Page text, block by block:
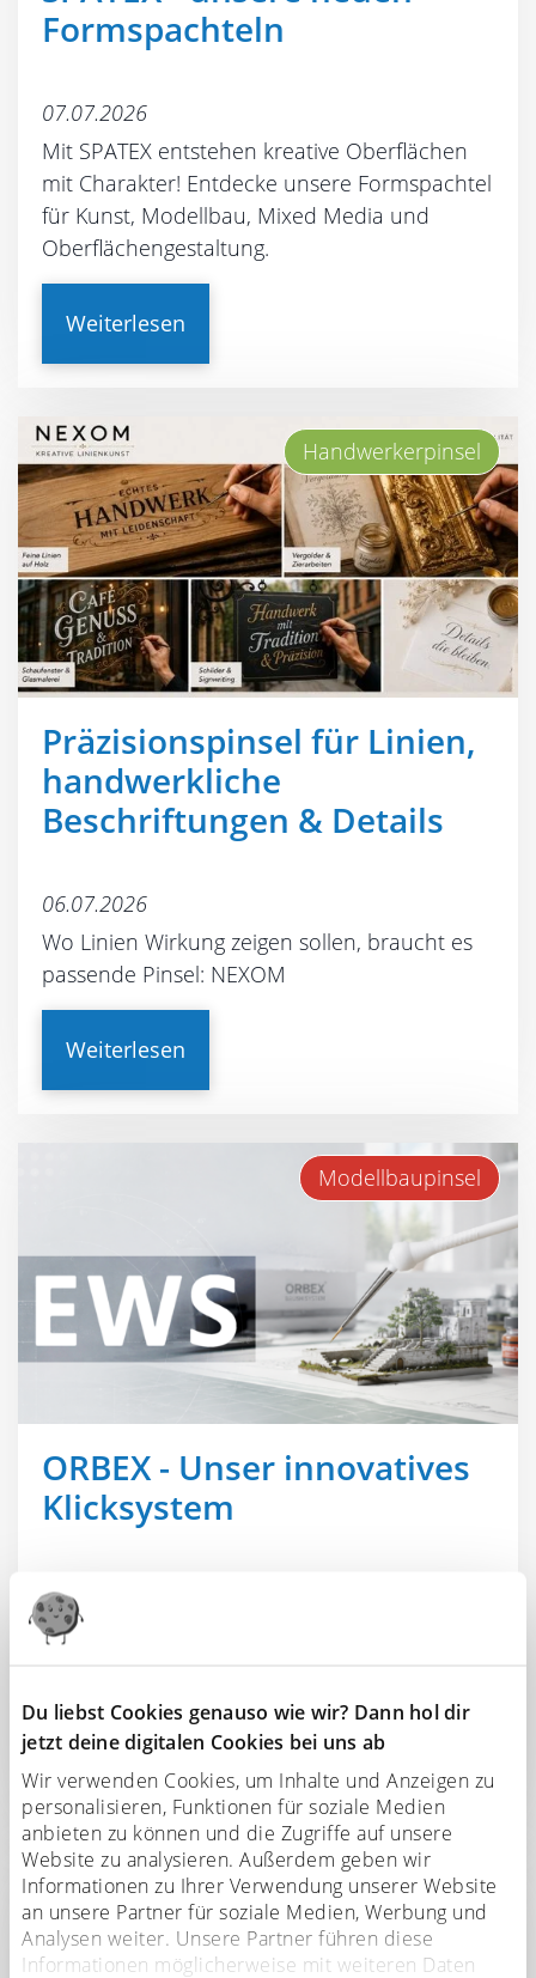
Du liebst Cookies genauso wie wir? Dann hol dir
jetzt deine digitalen Cookies bei uns ab
Wir verwenden Cookies, um Inhalte und Anzeigen zu
personalisieren, Funktionen für soziale Medien
anbieten zu können und die Zugriffe auf unsere
Website zu analysieren. Außerdem geben wir
Informationen zu Ihrer Verwendung unserer Website
an unsere Partner für soziale Medien, Werbung und
Analysen weiter. Unsere Partner führen diese
Informationen möglicherweise mit weiteren Daten
Formspachteln
07.07.2026
Mit SPATEX entstehen kreative Oberflächen
mit Charakter! Entdecke unsere Formspachtel
für Kunst, Modellbau, Mixed Media und
Oberflächengestaltung.
Weiterlesen
Handwerkerpinsel
Präzisionspinsel für Linien,
handwerkliche
Beschriftungen & Details
06.07.2026
Wo Linien Wirkung zeigen sollen, braucht es
passende Pinsel: NEXOM
Weiterlesen
Modellbaupinsel
ORBEX - Unser innovatives
Klicksystem
01.07.2026
Entdecke jetzt unseren neuen ORBEX-Pinsel –
Weiterlesen
Technische Pinsel